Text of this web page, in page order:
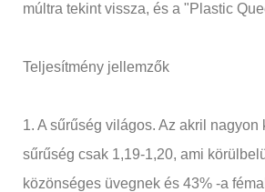
múltra tekint vissza, és a "Plastic
Teljesítmény jellemzők
1. A sűrűség világos. Az akril nagyon
sűrűség csak 1,19-1,20, ami
közönséges üvegnek és 43% -a